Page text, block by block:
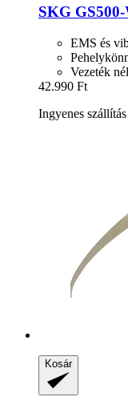
SKG
EMS és
Vezeték
42.990 Ft
Ingyenes
Kosár